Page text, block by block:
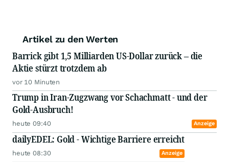
Artikel zu den Werten
Barrick gibt 1,5 Milliarden US-Dollar zurück – die
Aktie stürzt trotzdem ab
vor 10 Minuten
Trump in Iran-Zugzwang vor Schachmatt - und der
Gold-Ausbruch!
heute 09:40 Anzeige
dailyEDEL: Gold - Wichtige Barriere erreicht
heute 08:30 Anzeige